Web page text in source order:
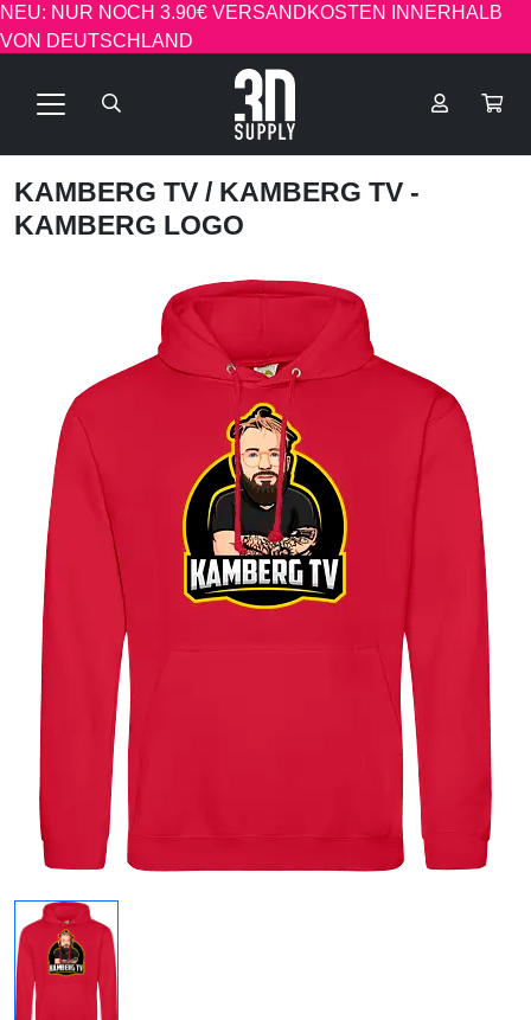
NEU: NUR NOCH 3.90€ VERSANDKOSTEN INNERHALB
VON DEUTSCHLAND
KAMBERG TV / KAMBERG TV -
KAMBERG LOGO